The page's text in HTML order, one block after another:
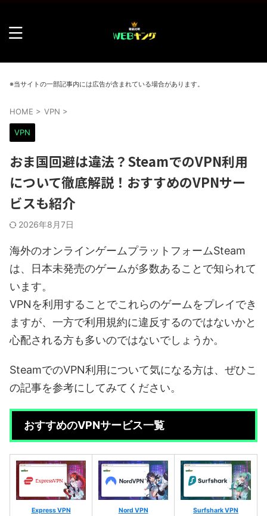
※当サイトの一部記事内には広告が含まれている場合があります。
HOME > VPN >
VPN
おま国回避は違法？SteamでのVPN利用
について徹底解説！おすすめのVPNサー
ビスも紹介
2026年8月7日
海外のオンラインゲームプラットフォームSteam
は、日本未発売のゲームが多数あることで知られて
います。
VPNを利用することでこれらのゲームをプレイでき
ますが、一方で利用規約に違反するのではないかと
心配される方も多いのではないでしょうか。
SteamでのVPN利用について気になる方は、ぜひこ
の記事を参考にしてみてください。
おすすめのVPNサービス一覧
Express VPN Nord VPN Surfshark VPN